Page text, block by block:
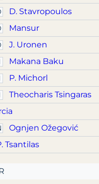
D. Stavropoulos
Mansur
J. Uronen
Makana Baku
P. Michorl
Theocharis Tsingaras
Ognjen Ožegović
Tsantilas